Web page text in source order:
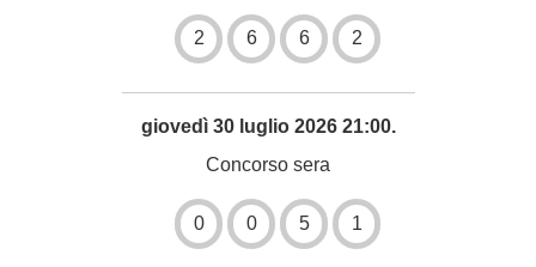
2 6 6 2
giovedì 30 luglio 2026 21:00.
Concorso sera
0 0 5 1